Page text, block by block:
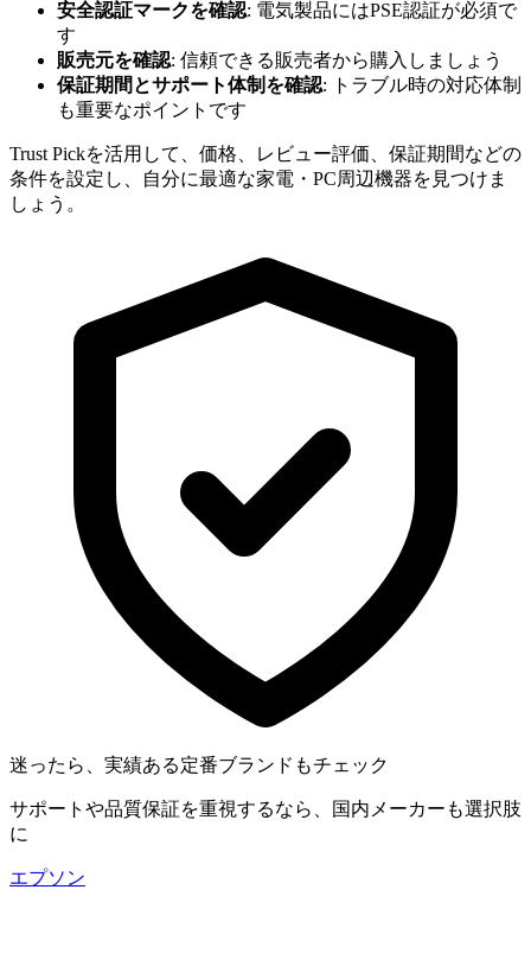
安全認証マークを確認: 電気製品にはPSE認証が必須で
す
販売元を確認: 信頼できる販売者から購入しましょう
保証期間とサポート体制を確認: トラブル時の対応体制
も重要なポイントです
Trust Pickを活用して、価格、レビュー評価、保証期間などの
条件を設定し、自分に最適な家電・PC周辺機器を見つけま
しょう。
迷ったら、実績ある定番ブランドもチェック
サポートや品質保証を重視するなら、国内メーカーも選択肢
に
エプソン